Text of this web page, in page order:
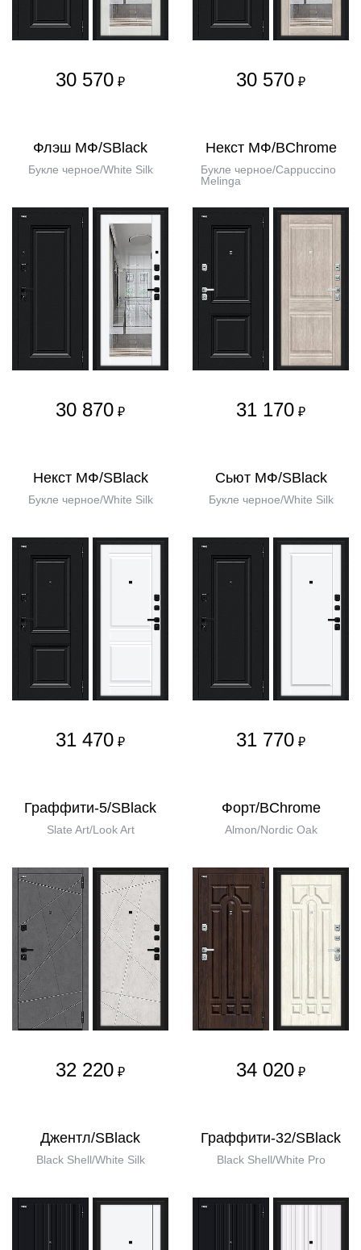
30 570 ₽ 30 570 ₽
Флэш МФ/SBlack
Букле черное/White Silk
30 870 ₽
Некст МФ/BChrome
Букле черное/Cappuccino
Melinga
31 170 ₽
Некст МФ/SBlack
Букле черное/White Silk
31 470 ₽
Сьют МФ/SBlack
Букле черное/White Silk
31 770 ₽
Граффити-5/SBlack
Slate Art/Look Art
32 220 ₽
Форт/BChrome
Almon/Nordic Oak
34 020 ₽
Джентл/SBlack
Black Shell/White Silk
Граффити-32/SBlack
Black Shell/White Pro